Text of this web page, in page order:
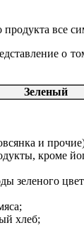
продукта все
о
Зеленый
и
кроме
зеленого
хлеб;